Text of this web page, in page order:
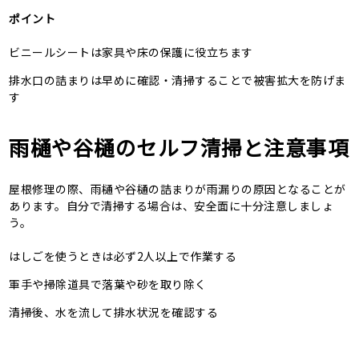
ポイント
ビニールシートは家具や床の保護に役立ちます
排水口の詰まりは早めに確認・清掃することで被害拡大を防げま
す
雨樋や谷樋のセルフ清掃と注意事項
屋根修理の際、雨樋や谷樋の詰まりが雨漏りの原因となることが
あります。自分で清掃する場合は、安全面に十分注意しましょ
う。
はしごを使うときは必ず2人以上で作業する
軍手や掃除道具で落葉や砂を取り除く
清掃後、水を流して排水状況を確認する